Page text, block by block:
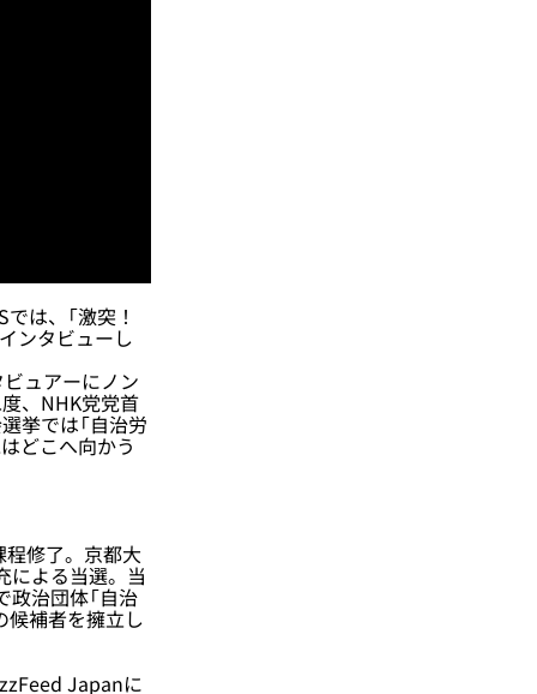
は、「激突！
ンタビューし
ュアーにノン
、NHK党党首
挙では「自治労
どこへ向かう
修了。京都大
による当選。当
治団体「自治
候補者を擁立し
Japanに